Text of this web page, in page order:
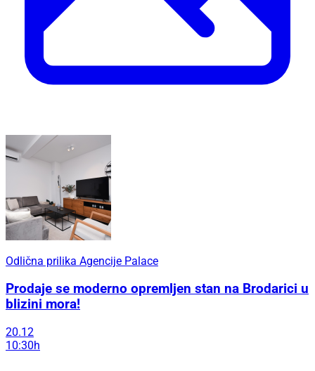
Odlična prilika Agencije Palace
Prodaje se moderno opremljen stan na Brodarici u
blizini mora!
20.12
10:30h